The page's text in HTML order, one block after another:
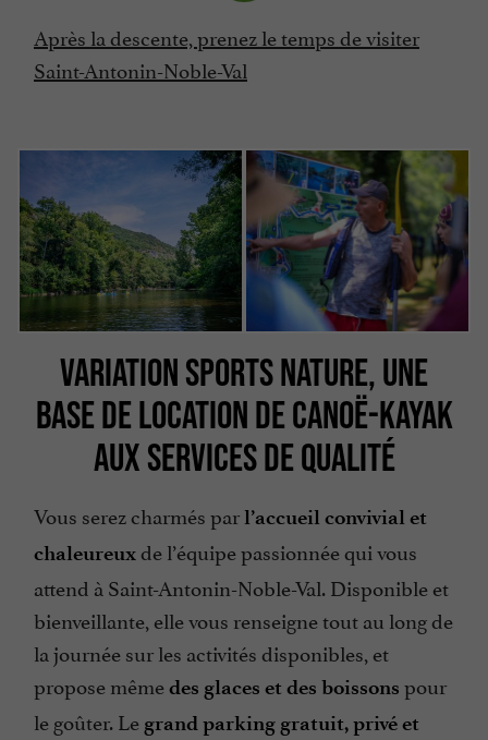
Après la descente, prenez le temps de visiter
Saint-Antonin-Noble-Val
VARIATION SPORTS NATURE, UNE
BASE DE LOCATION DE CANOË-KAYAK
AUX SERVICES DE QUALITÉ
Vous serez charmés parl’accueil convivial et
chaleureuxde l’équipe passionnée qui vous
attend à Saint-Antonin-Noble-Val. Disponible et
bienveillante, elle vous renseigne tout au long de
la journée sur les activités disponibles, et
propose mêmedes glaces et des boissons pour
le goûter. Le grand parking gratuit, privé et